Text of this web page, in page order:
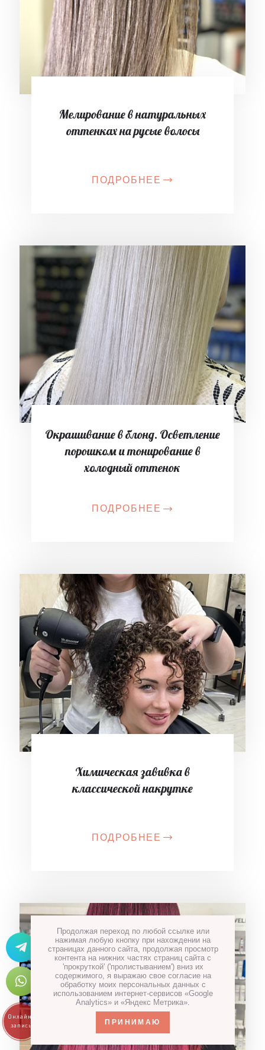
Мелирование в натуральных
оттенках на русые волосы
ПОДРОБНЕЕ
Окрашивание в блонд. Осветление
порошком и тонирование в
холодный оттенок
ПОДРОБНЕЕ
Химическая завивка в
классической накрутке
ПОДРОБНЕЕ
Продолжая переход по любой ссылке или
нажимая любую кнопку при нахождении на
страницах данного сайта, продолжая просмотр
контента на нижних частях страниц сайта с
'прокруткой' ('пролистыванием') вниз их
содержимого, я выражаю свое согласие на
обработку моих персональных данных с
использованием интернет-сервисов «Google
Analytics» и «Яндекс Метрика».
ПРИНИМАЮ